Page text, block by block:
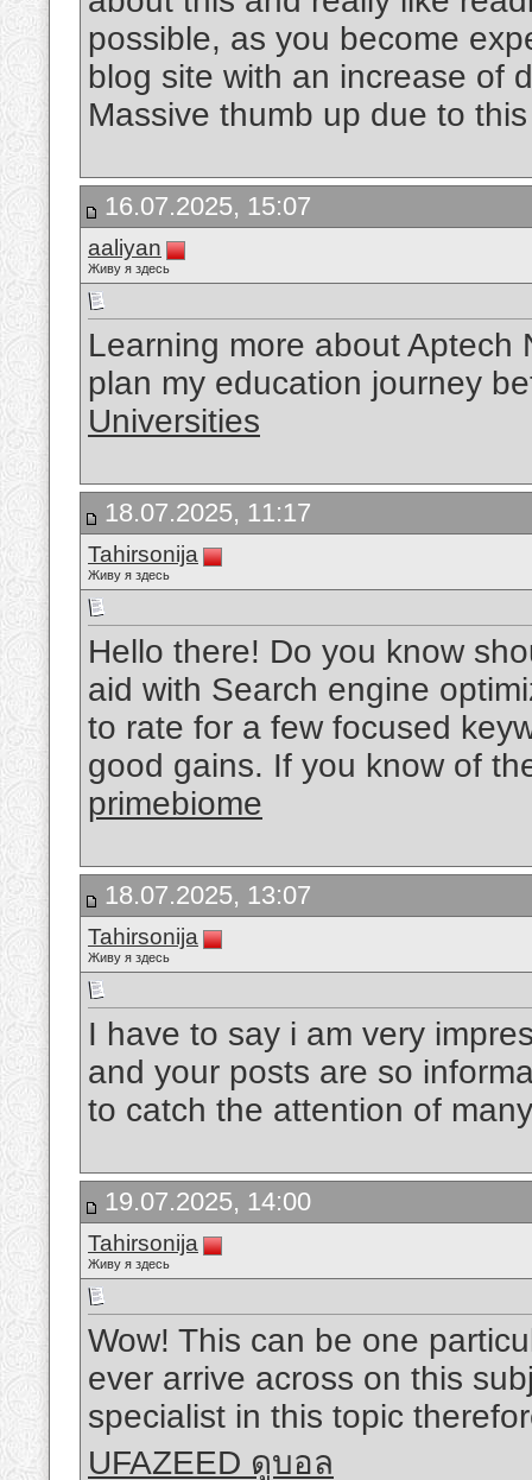
possible, as you become
blog site with an increase of
Massive thumb up due to
16.07.2025, 15:07
aaliyan
Живу я здесь
Learning more about Aptech
plan my education journey
Universities
18.07.2025, 11:17
Tahirsonija
Живу я здесь
Hello there! Do you know
aid with Search engine
to rate for a few focused
good gains. If you know of
primebiome
18.07.2025, 13:07
Tahirsonija
Живу я здесь
I have to say i am very
and your posts are so
to catch the attention of
19.07.2025, 14:00
Tahirsonija
Живу я здесь
Wow! This can be one
ever arrive across on this
specialist in this topic
UFAZEED ดูบอล